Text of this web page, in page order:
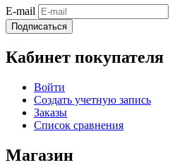
E-mail
Подписаться
Кабинет покупателя
Войти
Создать учетную запись
Заказы
Список сравнения
Магазин